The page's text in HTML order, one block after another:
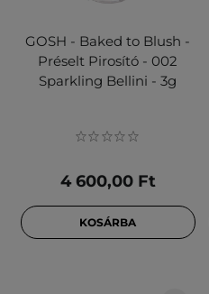
GOSH - Baked to Blush -
Préselt Pirosító - 002
Sparkling Bellini - 3g
4 600,00 Ft
KOSÁRBA